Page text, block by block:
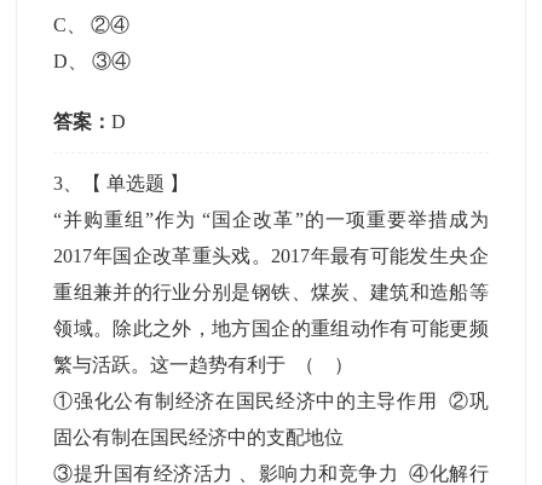
C 、②④
D 、③④
答案：D
3 、【单选题 】
“并购重组”作为 “国企改革”的一项重要举措成为
2017年国企改革重头戏。2017年最有可能发生央企
重组兼并的行业分别是钢铁、煤炭、建筑和造船等
领域。除此之外，地方国企的重组动作有可能更频
繁与活跃。这一趋势有利于 （ ）
①强化公有制经济在国民经济中的主导作用 ②巩
固公有制在国民经济中的支配地位
③提升国有经济活力 、影响力和竞争力 ④化解行